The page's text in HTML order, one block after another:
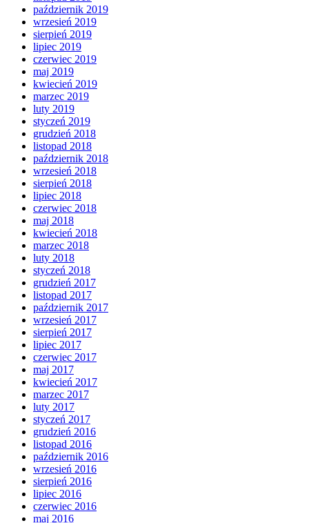
październik 2019
wrzesień 2019
sierpień 2019
lipiec 2019
czerwiec 2019
maj 2019
kwiecień 2019
marzec 2019
luty 2019
styczeń 2019
grudzień 2018
listopad 2018
październik 2018
wrzesień 2018
sierpień 2018
lipiec 2018
czerwiec 2018
maj 2018
kwiecień 2018
marzec 2018
luty 2018
styczeń 2018
grudzień 2017
listopad 2017
październik 2017
wrzesień 2017
sierpień 2017
lipiec 2017
czerwiec 2017
maj 2017
kwiecień 2017
marzec 2017
luty 2017
styczeń 2017
grudzień 2016
listopad 2016
październik 2016
wrzesień 2016
sierpień 2016
lipiec 2016
czerwiec 2016
maj 2016